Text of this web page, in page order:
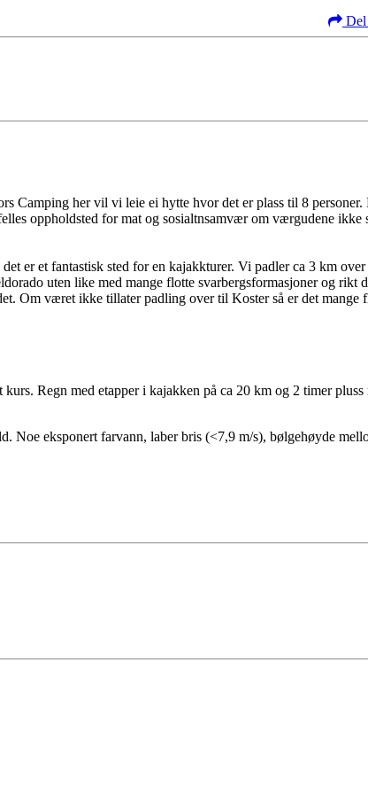
Del
Camping her vil vi leie ei hytte hvor det er plass til 8 personer.
oppholdsted for mat og sosialtnsamvær om værgudene ikke
er et fantastisk sted for en kajakkturer. Vi padler ca 3 km over
uten like med mange flotte svarbergsformasjoner og rikt
Om været ikke tillater padling over til Koster så er det mange
Regn med etapper i kajakken på ca 20 km og 2 timer pluss
Noe eksponert farvann, laber bris (<7,9 m/s), bølgehøyde